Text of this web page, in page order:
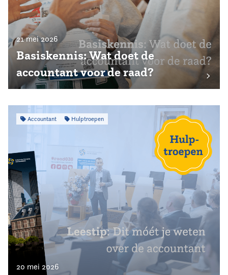
Contact
21 mei 2026
Basiskennis: Wat doet de
accountant voor de raad?
Accountant Hulptroepen
20 mei 2026